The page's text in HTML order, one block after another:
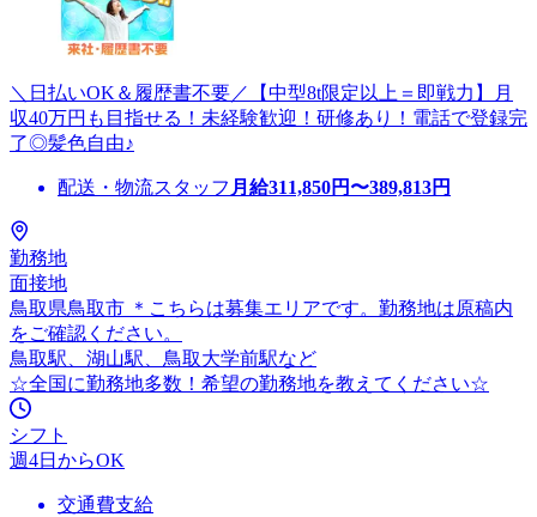
＼日払いOK＆履歴書不要／【中型8t限定以上＝即戦力】月
収40万円も目指せる！未経験歓迎！研修あり！電話で登録完
了◎髪色自由♪
配送・物流スタッフ 月給311,850円〜389,813円
勤務地
面接地
鳥取県鳥取市 ＊こちらは募集エリアです。勤務地は原稿内
をご確認ください。
鳥取駅、湖山駅、鳥取大学前駅など
☆全国に勤務地多数！希望の勤務地を教えてください☆
シフト
週4日からOK
交通費支給